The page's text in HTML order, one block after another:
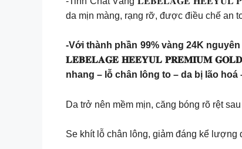
da mịn màng, rạng rỡ, được điều chế an
-Với thành phần 99% vàng 24K
𝐋𝐄𝐁𝐄𝐋𝐀𝐆𝐄 𝐇𝐄𝐄𝐘𝐔𝐋 𝐏𝐑𝐄𝐌𝐈𝐔𝐌 𝐆𝐎𝐋𝐃
nhang – lỗ chân lông to – da bị lão
Da trở nên mềm mịn, căng bóng rõ rệt
Se khít lỗ chân lông, giảm đáng kể lượng